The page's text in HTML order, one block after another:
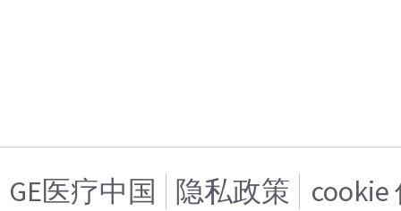
GE医疗中国 隐私政策 cookie